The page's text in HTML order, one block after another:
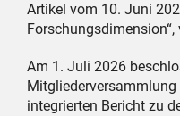
Artikel vom 10. Juni
Am 1. Juli 2026
Mitgliederversammlung
integrierten Bericht zu